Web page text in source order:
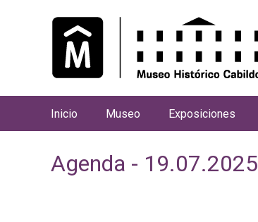
Agenda - 19.07.2025
n
Inicio Museo Exposiciones